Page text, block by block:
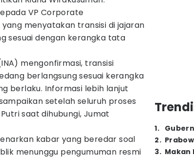
VP Corporate
menyatakan transisi di jajaran
sesuai dengan kerangka tata
mengonfirmasi, transisi
berlangsung sesuai kerangka
berlaku. Informasi lebih lanjut
setelah seluruh proses
saat dihubungi, Jumat
kabar yang beredar soal
menunggu pengumuman resmi
1.
2.
3. Makan